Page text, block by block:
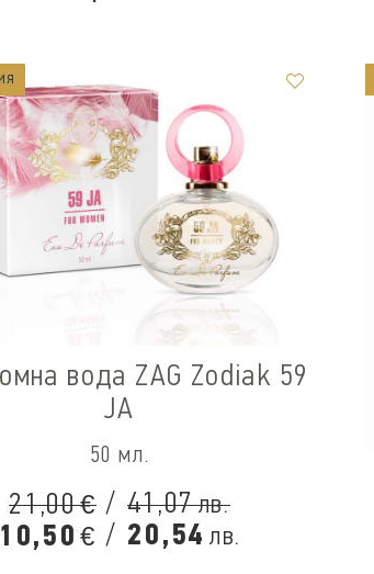
вода ZAG Zodiak 59
JA
50 мл.
21,00€ / 41,07лв.
10,50 € / 20,54 лв.